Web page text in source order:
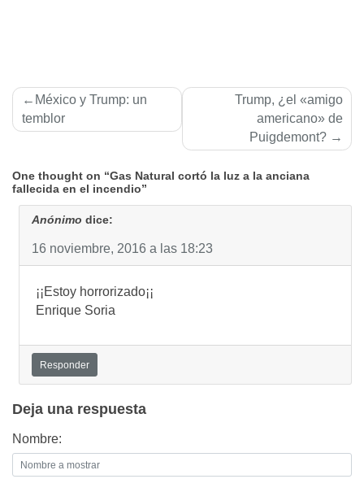
Navegación
de
México y Trump: un
temblor
Trump, ¿el «amigo
americano» de
Puigdemont?
One thought on “Gas Natural cortó la luz a la anciana
fallecida en el incendio”
Anónimo dice:
16 noviembre, 2016 a las 18:23
¡¡Estoy horrorizado¡¡
Enrique Soria
Responder
Deja una respuesta
Nombre: